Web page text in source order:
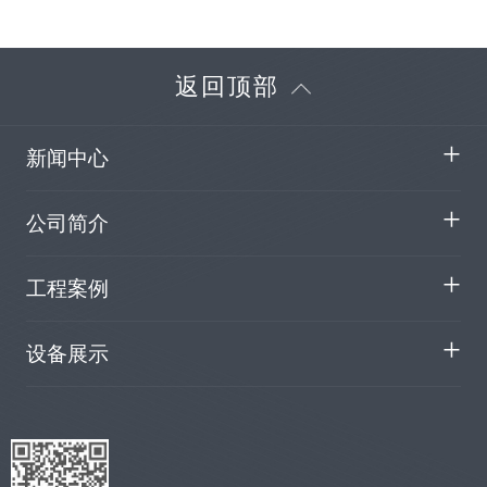
返回顶部
新闻中心
公司简介
工程案例
设备展示